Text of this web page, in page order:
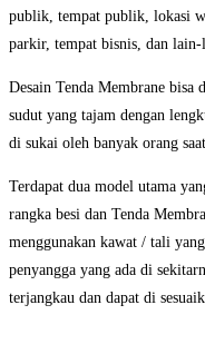
publik, tempat publik, lokasi
parkir, tempat bisnis, dan lain-
Desain Tenda Membrane
sudut yang tajam dengan
di sukai oleh banyak orang
Terdapat dua model utama
rangka besi dan Tenda
menggunakan kawat / tali
penyangga yang ada di
terjangkau dan dapat di